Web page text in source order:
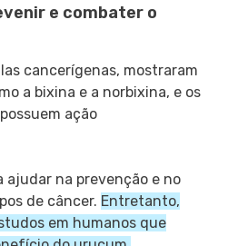
e combater o
cancerígenas, mostraram
a bixina e a norbixina, e os
ação
ajudar na prevenção e no
de câncer. Entretanto,
em humanos que